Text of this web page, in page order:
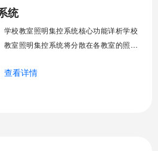
工巡检工作量，延长设备使用寿命，节约
统
学校教室照明集控系统核心功能详析学校
教室照明集控系统将分散在各教室的照明
关、按需调光、定时策略、能耗监测、故
查看详情